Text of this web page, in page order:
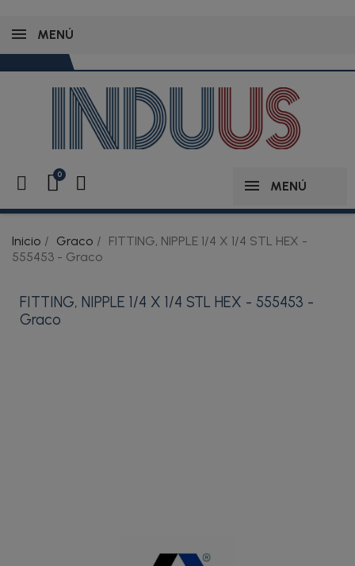
MENÚ
MENÚ
Inicio Graco
FITTING, NIPPLE 1/4 X 1/4 STL HEX -
555453 - Graco
FITTING, NIPPLE 1/4 X 1/4 STL HEX - 555453 -
Graco